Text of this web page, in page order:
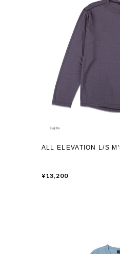
ALL ELEVATION L/S
¥13,200